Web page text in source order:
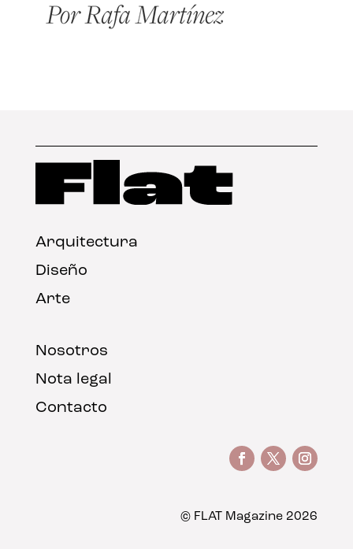
Arquitectura
Diseño
Arte
Nosotros
Nota legal
Contacto
© FLAT Magazine 2026